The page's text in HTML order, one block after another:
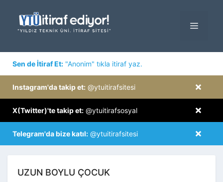
MENÜ
Sen de İtiraf Et: "Anonim" tıkla itiraf yaz.
×
Instagram'da takip et: @ytuitirafsitesi
×
X(Twitter)'te takip et: @ytuitirafsosyal
×
Telegram'da bize katıl: @ytuitirafsitesi
UZUN BOYLU ÇOCUK